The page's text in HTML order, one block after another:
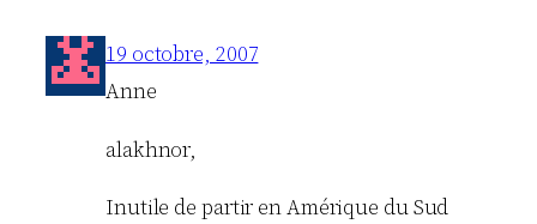
19 octobre, 2007
Anne
alakhnor,
Inutile de partir en Amérique du Sud